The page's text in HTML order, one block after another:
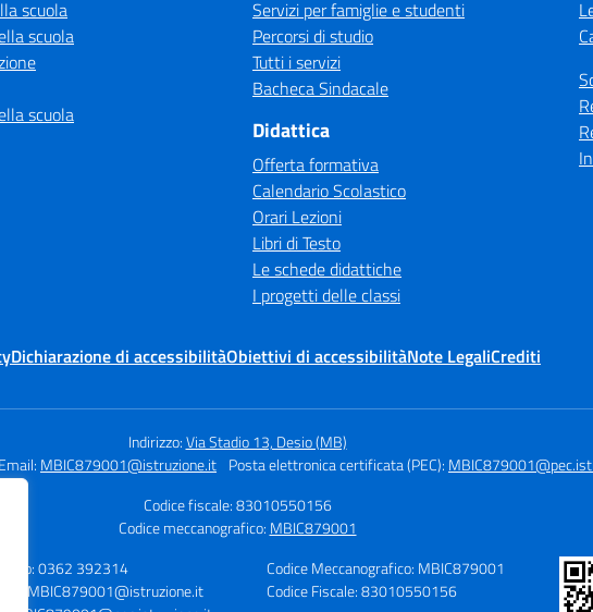
scuola
scuola
scuola
Servizi per famiglie e studenti
Percorsi di studio
Tutti i servizi
Bacheca Sindacale
Didattica
Offerta formativa
Calendario Scolastico
Orari Lezioni
Libri di Testo
Le schede didattiche
I progetti delle classi
Dichiarazione di accessibilitàObiettivi di accessibilitàNote LegaliCrediti
Indirizzo:Via Stadio 13, Desio (MB)
Email: MBIC879001@istruzione.it Posta elettronica certificata (PEC):
Codice fiscale: 83010550156
Codice meccanografico: MBIC879001
0362 392314
MBIC879001@istruzione.it
Codice Meccanografico: MBIC879001
Codice Fiscale: 83010550156